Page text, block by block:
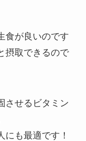
食が良いのです
摂取できるので
させるビタミン
にも最適です！